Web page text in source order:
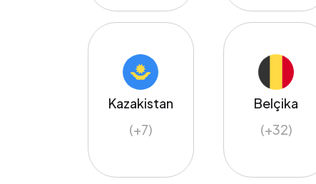
Kazakistan
(+7)
Belçika
(+32)